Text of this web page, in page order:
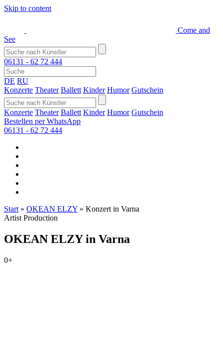
Skip to content
Come and
See
06131 - 62 72 444
DE RU
Konzerte Theater Ballett Kinder Humor Gutschein
Konzerte Theater Ballett Kinder Humor Gutschein
Bestellen per WhatsApp
06131 - 62 72 444
Start » OKEAN ELZY » Konzert in Varna
Artist Production
OKEAN ELZY in Varna
0+